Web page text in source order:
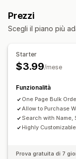
Evasione in blocco
Prezzi
Scegli il piano più
Starter
$3.99/mese
Funzionalità
One Page Bulk
Allow to Purchase
Search with Name,
Highly
Prova gratuita di 7